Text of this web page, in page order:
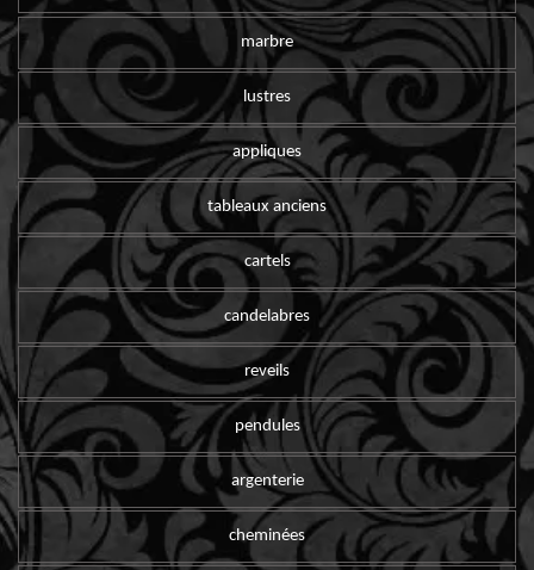
marbre
lustres
appliques
tableaux anciens
cartels
candelabres
reveils
pendules
argenterie
cheminées